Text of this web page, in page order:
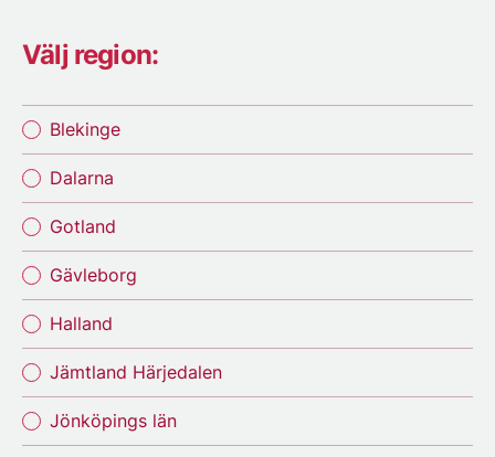
Välj region:
Blekinge
Dalarna
Gotland
Gävleborg
Halland
Jämtland Härjedalen
Jönköpings län